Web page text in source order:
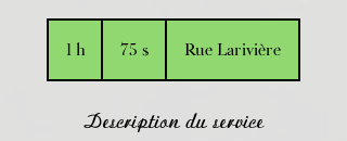
1 h 75 $ Rue Larivière
Description du service